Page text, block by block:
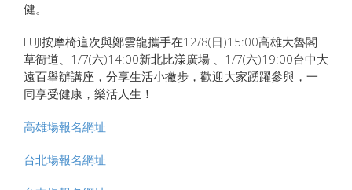
健。
FUJI按摩椅這次與鄭雲龍攜手在12/8(日)15:00高雄大魯閣
草衙道、1/7(六)14:00新北比漾廣場 、1/7(六)19:00台中大
遠百舉辦講座，分享生活小撇步，歡迎大家踴躍參與，一
同享受健康，樂活人生！
高雄場報名網址
台北場報名網址